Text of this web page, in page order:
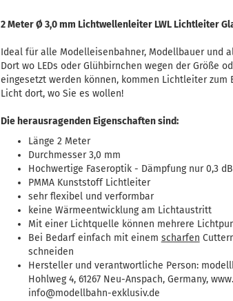
2 Meter Ø 3,0 mm Lichtwellenleiter LWL Lichtleiter
Ideal für alle Modelleisenbahner, Modellbauer und
Dort wo LEDs oder Glühbirnchen wegen der Größe
eingesetzt werden können, kommen Lichtleiter zum
Licht dort, wo Sie es wollen!
Die herausragenden Eigenschaften sind:
Länge 2 Meter
Durchmesser 3,0 mm
Hochwertige Faseroptik - Dämpfung nur 0,3
PMMA Kunststoff Lichtleiter
sehr flexibel und verformbar
keine Wärmeentwicklung am Lichtaustritt
Mit einer Lichtquelle können mehrere
Bei Bedarf einfach mit einem scharfen
schneiden
Hersteller und verantwortliche Person:
Hohlweg 4, 61267 Neu-Anspach, Germany,
info@modellbahn-exklusiv.de